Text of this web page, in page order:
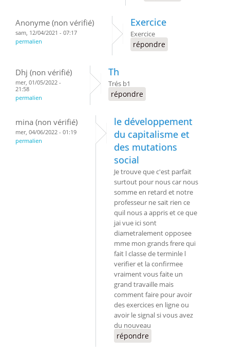
Anonyme (non vérifié)
sam, 12/04/2021 - 07:17
permalien
Exercice
Exercice
répondre
Dhj (non vérifié)
mer, 01/05/2022 -
21:58
permalien
Th
Trés b1
répondre
mina (non vérifié)
mer, 04/06/2022 - 01:19
permalien
le développement
du capitalisme et
des mutations
social
Je trouve que c'est parfait
surtout pour nous car nous
somme en retard et notre
professeur ne sait rien ce
quil nous a appris et ce que
jai vue ici sont
diametralement opposee
mme mon grands frere qui
fait l classe de terminle l
verifier et la confirmee
vraiment vous faite un
grand travaille mais
comment faire pour avoir
des exercices en ligne ou
avoir le signal si vous avez
du nouveau
répondre